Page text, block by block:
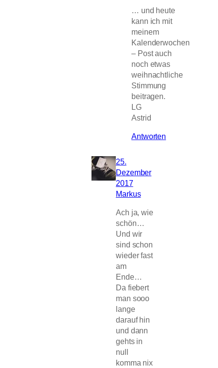
… und heute
kann ich mit
meinem
Kalenderwochen
– Post auch
noch etwas
weihnachtliche
Stimmung
beitragen.
LG
Astrid
Antworten
25.
Dezember
2017
Markus
Ach ja, wie
schön…
Und wir
sind schon
wieder fast
am
Ende…
Da fiebert
man sooo
lange
darauf hin
und dann
gehts in
null
komma nix